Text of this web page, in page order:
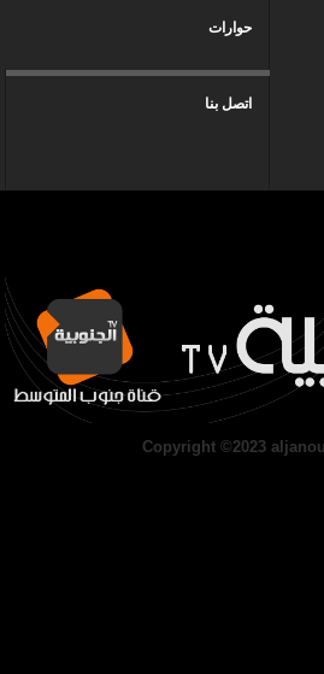
حوارات
اتصل بنا
Copyright ©2023